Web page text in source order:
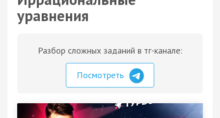
уравнения
Разбор сложных заданий в тг-канале:
Посмотреть